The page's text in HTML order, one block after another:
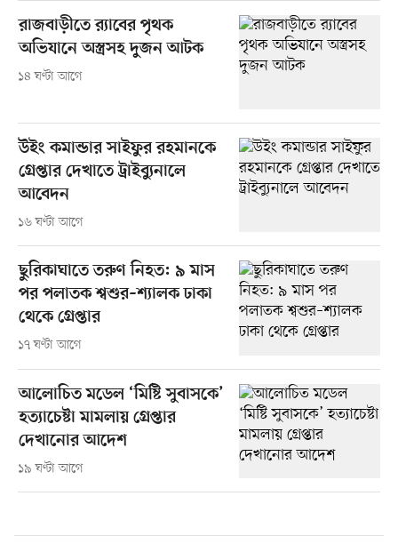
রাজবাড়ীতে র‍্যাবের পৃথক
অভিযানে অস্ত্রসহ দুজন আটক
১৪ ঘণ্টা আগে
উইং কমান্ডার সাইফুর রহমানকে
গ্রেপ্তার দেখাতে ট্রাইব্যুনালে
আবেদন
১৬ ঘণ্টা আগে
ছুরিকাঘাতে তরুণ নিহত: ৯ মাস
পর পলাতক শ্বশুর–শ্যালক ঢাকা
থেকে গ্রেপ্তার
১৭ ঘণ্টা আগে
আলোচিত মডেল ‘মিষ্টি সুবাসকে’
হত্যাচেষ্টা মামলায় গ্রেপ্তার
দেখানোর আদেশ
১৯ ঘণ্টা আগে